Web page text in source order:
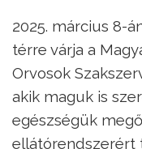
2025. március 8-
térre várja a
Orvosok
akik maguk is
egészségük
ellátórendszerért